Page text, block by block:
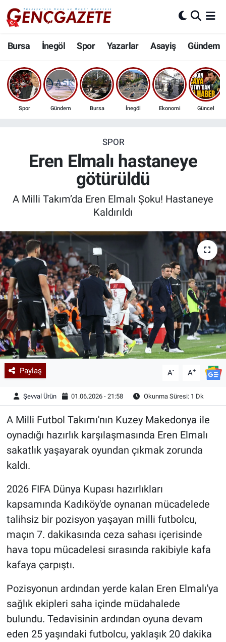
Bursa İnegöl Spor Yazarlar Asayiş Gündem
Spor Gündem Bursa İnegöl Ekonomi Güncel
SPOR
Eren Elmalı hastaneye
götürüldü
A Milli Takım’da Eren Elmalı Şoku! Hastaneye
Kaldırıldı
Paylaş A- A+
Şevval Ürün 01.06.2026 - 21:58 Okunma Süresi: 1 Dk
A Milli Futbol Takımı'nın Kuzey Makedonya ile
oynadığı hazırlık karşılaşmasında Eren Elmalı
sakatlık yaşayarak oyundan çıkmak zorunda
kaldı.
2026 FIFA Dünya Kupası hazırlıkları
kapsamında Kadıköy'de oynanan mücadelede
talihsiz bir pozisyon yaşayan milli futbolcu,
maçın 7. dakikasında ceza sahası içerisinde
hava topu mücadelesi sırasında rakibiyle kafa
kafaya çarpıştı.
Pozisyonun ardından yerde kalan Eren Elmalı'ya
sağlık ekipleri saha içinde müdahalede
bulundu. Tedavisinin ardından oyuna devam
eden 25 yaşındaki futbolcu, yaklaşık 20 dakika
Bursa
İnegöl
3.SAYFA
Ekonomi
Güncel
Kadın & Aile
Kültür & Sanat
Sağlık
Siyaset
Teknoloji
Yazarlar
Astroloji-Rüya
Nöbetçi Eczaneler
Hava Durumu
Trafik Durumu
Son Dakika Haberleri
Haber Arşivi